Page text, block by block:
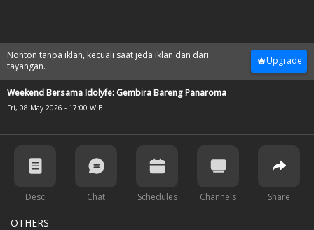
Nonton tanpa iklan, kecuali saat jeda iklan dan dari
tayangan.
Upgrade
Weekend Bersama Idolyfe: Gembira Bareng Panaroma
Fri, 08 May 2026 - 17:00 WIB
Desc Chat Schedules Channels Share
OTHERS